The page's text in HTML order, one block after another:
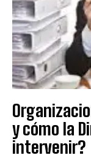
y cómo la
intervenir?